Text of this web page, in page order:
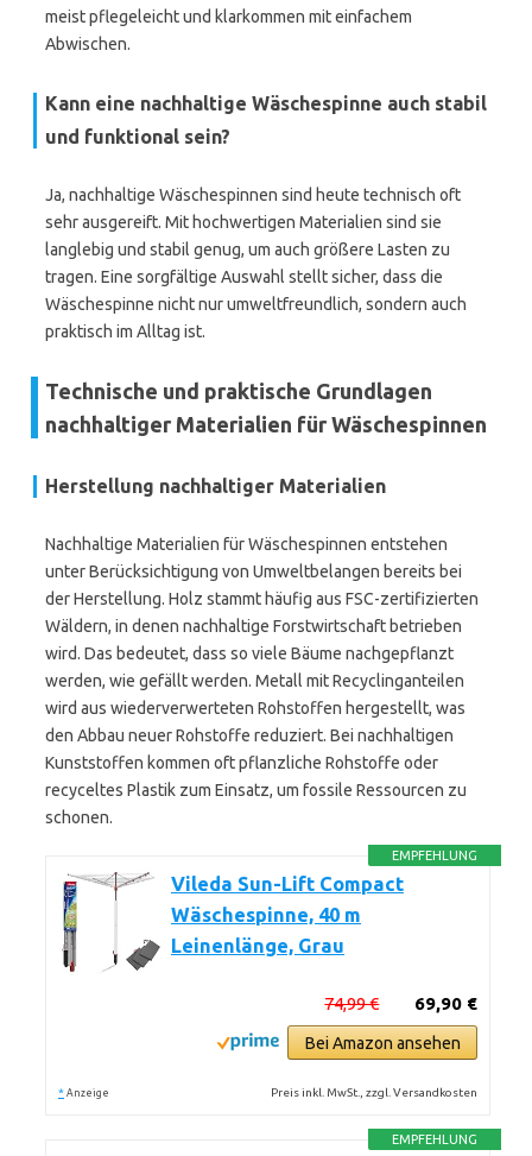
meist pflegeleicht und klarkommen mit einfachem
Abwischen.
Kann eine nachhaltige Wäschespinne auch stabil
und funktional sein?
Ja, nachhaltige Wäschespinnen sind heute technisch oft
sehr ausgereift. Mit hochwertigen Materialien sind sie
langlebig und stabil genug, um auch größere Lasten zu
tragen. Eine sorgfältige Auswahl stellt sicher, dass die
Wäschespinne nicht nur umweltfreundlich, sondern auch
praktisch im Alltag ist.
Technische und praktische Grundlagen
nachhaltiger Materialien für Wäschespinnen
Herstellung nachhaltiger Materialien
Nachhaltige Materialien für Wäschespinnen entstehen
unter Berücksichtigung von Umweltbelangen bereits bei
der Herstellung. Holz stammt häufig aus FSC-zertifizierten
Wäldern, in denen nachhaltige Forstwirtschaft betrieben
wird. Das bedeutet, dass so viele Bäume nachgepflanzt
werden, wie gefällt werden. Metall mit Recyclinganteilen
wird aus wiederverwerteten Rohstoffen hergestellt, was
den Abbau neuer Rohstoffe reduziert. Bei nachhaltigen
Kunststoffen kommen oft pflanzliche Rohstoffe oder
recyceltes Plastik zum Einsatz, um fossile Ressourcen zu
schonen.
EMPFEHLUNG
Vileda Sun-Lift Compact
Wäschespinne, 40 m
Leinenlänge, Grau
69,90 €
74,99 €
Bei Amazon ansehen
* Anzeige Preis inkl. MwSt., zzgl. Versandkosten
EMPFEHLUNG